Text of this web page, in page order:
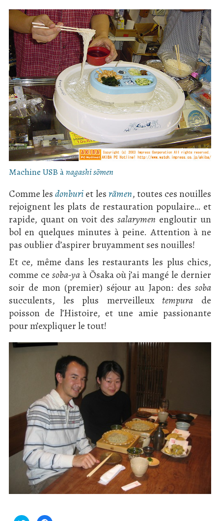
Machine USB ànagashi sōmen
Comme lesdonburiet lesrāmen, toutes ces nouilles
rejoignent les plats de restauration populaire… et
rapide, quant on voit dessalarymen engloutir un
bol en quelques minutes à peine. Attention à ne
pas oublier d’aspirer bruyamment ses nouilles!
Et ce, même dans les restaurants les plus chics,
comme ce soba-yaà Ōsaka où j’ai mangé le dernier
soir de mon (premier) séjour au Japon: des soba
succulents, les plus merveilleuxtempura de
poisson de l’Histoire, et une amie passionante
pour m’expliquer le tout!